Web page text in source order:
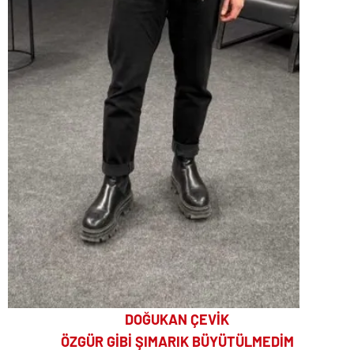
DOĞUKAN ÇEVİK
ÖZGÜR GİBİ ŞIMARIK BÜYÜTÜLMEDİM